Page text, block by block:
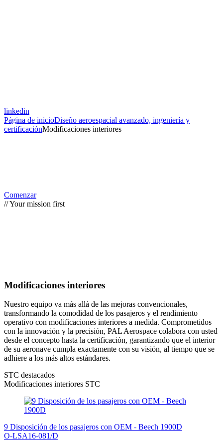
linkedin
Página de inicioDiseño aeroespacial avanzado, ingeniería y
certificaciónModificaciones interiores
Comenzar
// Your mission first
Modificaciones interiores
Nuestro equipo va más allá de las mejoras convencionales,
transformando la comodidad de los pasajeros y el rendimiento
operativo con modificaciones interiores a medida. Comprometidos
con la innovación y la precisión, PAL Aerospace colabora con usted
desde el concepto hasta la certificación, garantizando que el interior
de su aeronave cumpla exactamente con su visión, al tiempo que se
adhiere a los más altos estándares.
STC destacados
Modificaciones interiores STC
9 Disposición de los pasajeros con OEM - Beech 1900D
O-LSA16-081/D